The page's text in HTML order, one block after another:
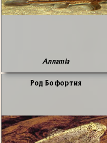
Annamia
Род Бо­фор­тия